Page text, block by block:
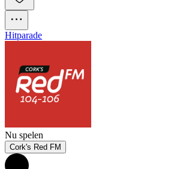
Hitparade
Nu spelen
Cork's Red FM